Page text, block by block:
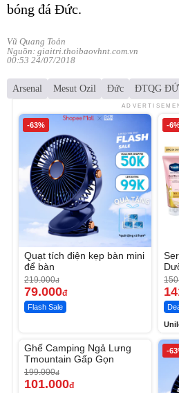
bóng đá Đức.
Vũ Quang Toản
Nguồn: giaitri.thoibaovhnt.com.vn
00:53 24/07/2018
Arsenal Mesut Ozil Đức ĐTQG
-63%
Quạt tích điện kẹp bàn mini
để bàn
219.000đ
79.000đ
Flash Sale
-
-49%
Ghế Camping Ngả Lưng
Tmountain Gấp Gọn
199.000đ
101.000đ
-